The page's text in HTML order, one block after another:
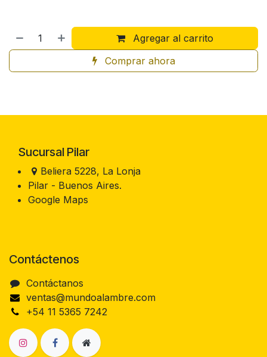
Agregar al carrito
Comprar ahora
Sucursal Pilar
Beliera 5228, La Lonja
Pilar - Buenos Aires.
Google Maps
Contáctenos
Contáctanos
ventas@mundoalambre.com
+54 11 5365 7242